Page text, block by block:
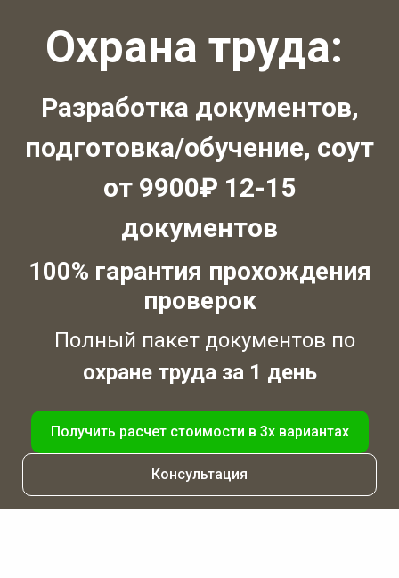
Охрана труда:
Разработка документов,
подготовка/обучение, соут
от 9900₽ 12-15
документов
100% гарантия прохождения
проверок
Полный пакет документов по
охране труда за 1 день
Получить расчет стоимости в 3х вариантах
Консультация